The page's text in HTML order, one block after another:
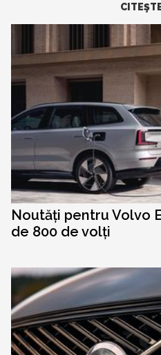
Noutăți pentru Volvo
de 800 de volți